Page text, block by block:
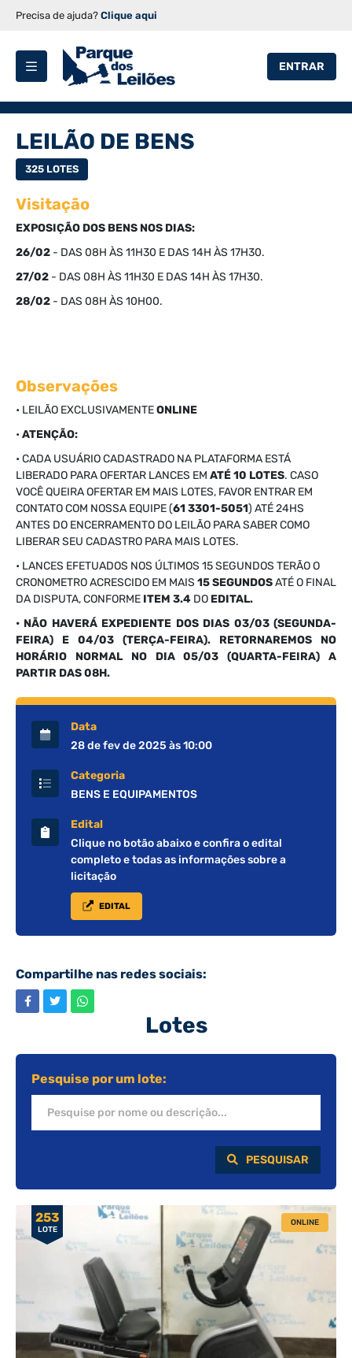
Precisa de ajuda? Clique aqui
ENTRAR
Data
28 de fev de 2025 às 10:00
Categoria
BENS E EQUIPAMENTOS
Edital
Clique no botão abaixo e confira o edital
completo e todas as informações sobre a
licitação
EDITAL
Compartilhe nas redes sociais:
LEILÃO DE BENS
325 LOTES
Visitação
EXPOSIÇÃO DOS BENS NOS DIAS:
26/02 - DAS 08H ÀS 11H30 E DAS 14H ÀS 17H30.
27/02 - DAS 08H ÀS 11H30 E DAS 14H ÀS 17H30.
28/02 - DAS 08H ÀS 10H00.
Observações
• LEILÃO EXCLUSIVAMENTEONLINE
• ATENÇÃO:
• CADA USUÁRIO CADASTRADO NA PLATAFORMA ESTÁ
LIBERADO PARA OFERTAR LANCES EM ATÉ 10 LOTES. CASO
VOCÊ QUEIRA OFERTAR EM MAIS LOTES, FAVOR ENTRAR EM
CONTATO COM NOSSA EQUIPE (61 3301-5051) ATÉ 24HS
ANTES DO ENCERRAMENTO DO LEILÃO PARA SABER COMO
LIBERAR SEU CADASTRO PARA MAIS LOTES.
• LANCES EFETUADOS NOS ÚLTIMOS 15 SEGUNDOS TERÃO O
CRONOMETRO ACRESCIDO EM MAIS 15 SEGUNDOSATÉ O FINAL
DA DISPUTA, CONFORME ITEM 3.4 DO EDITAL.
• NÃO HAVERÁ EXPEDIENTE DOS DIAS 03/03 (SEGUNDA-
FEIRA) E 04/03 (TERÇA-FEIRA). RETORNAREMOS NO
HORÁRIO NORMAL NO DIA 05/03 (QUARTA-FEIRA) A
PARTIR DAS 08H.
Lotes
Pesquise por um lote:
PESQUISAR
253
LOTE
ONLINE